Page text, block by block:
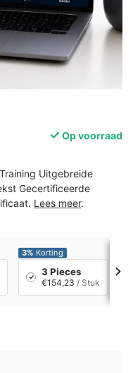
Op voorraad
Uitgebreide
Gecertificeerde
Lees meer.
3% Korting
3 Pieces
€154,23 / Stuk